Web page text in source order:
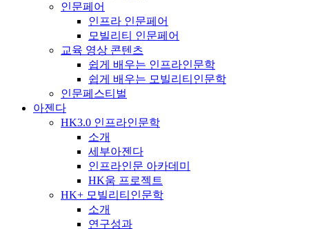
인문페어
인프라 인문페어
모빌리티 인문페어
교육 영상 콘텐츠
쉽게 배우는 인프라인문학
쉽게 배우는 모빌리티인문학
인문페스티벌
아젠다
HK3.0 인프라인문학
소개
세부아젠다
인프라인문 아카데미
HK움 프로젝트
HK+ 모빌리티인문학
소개
연구성과